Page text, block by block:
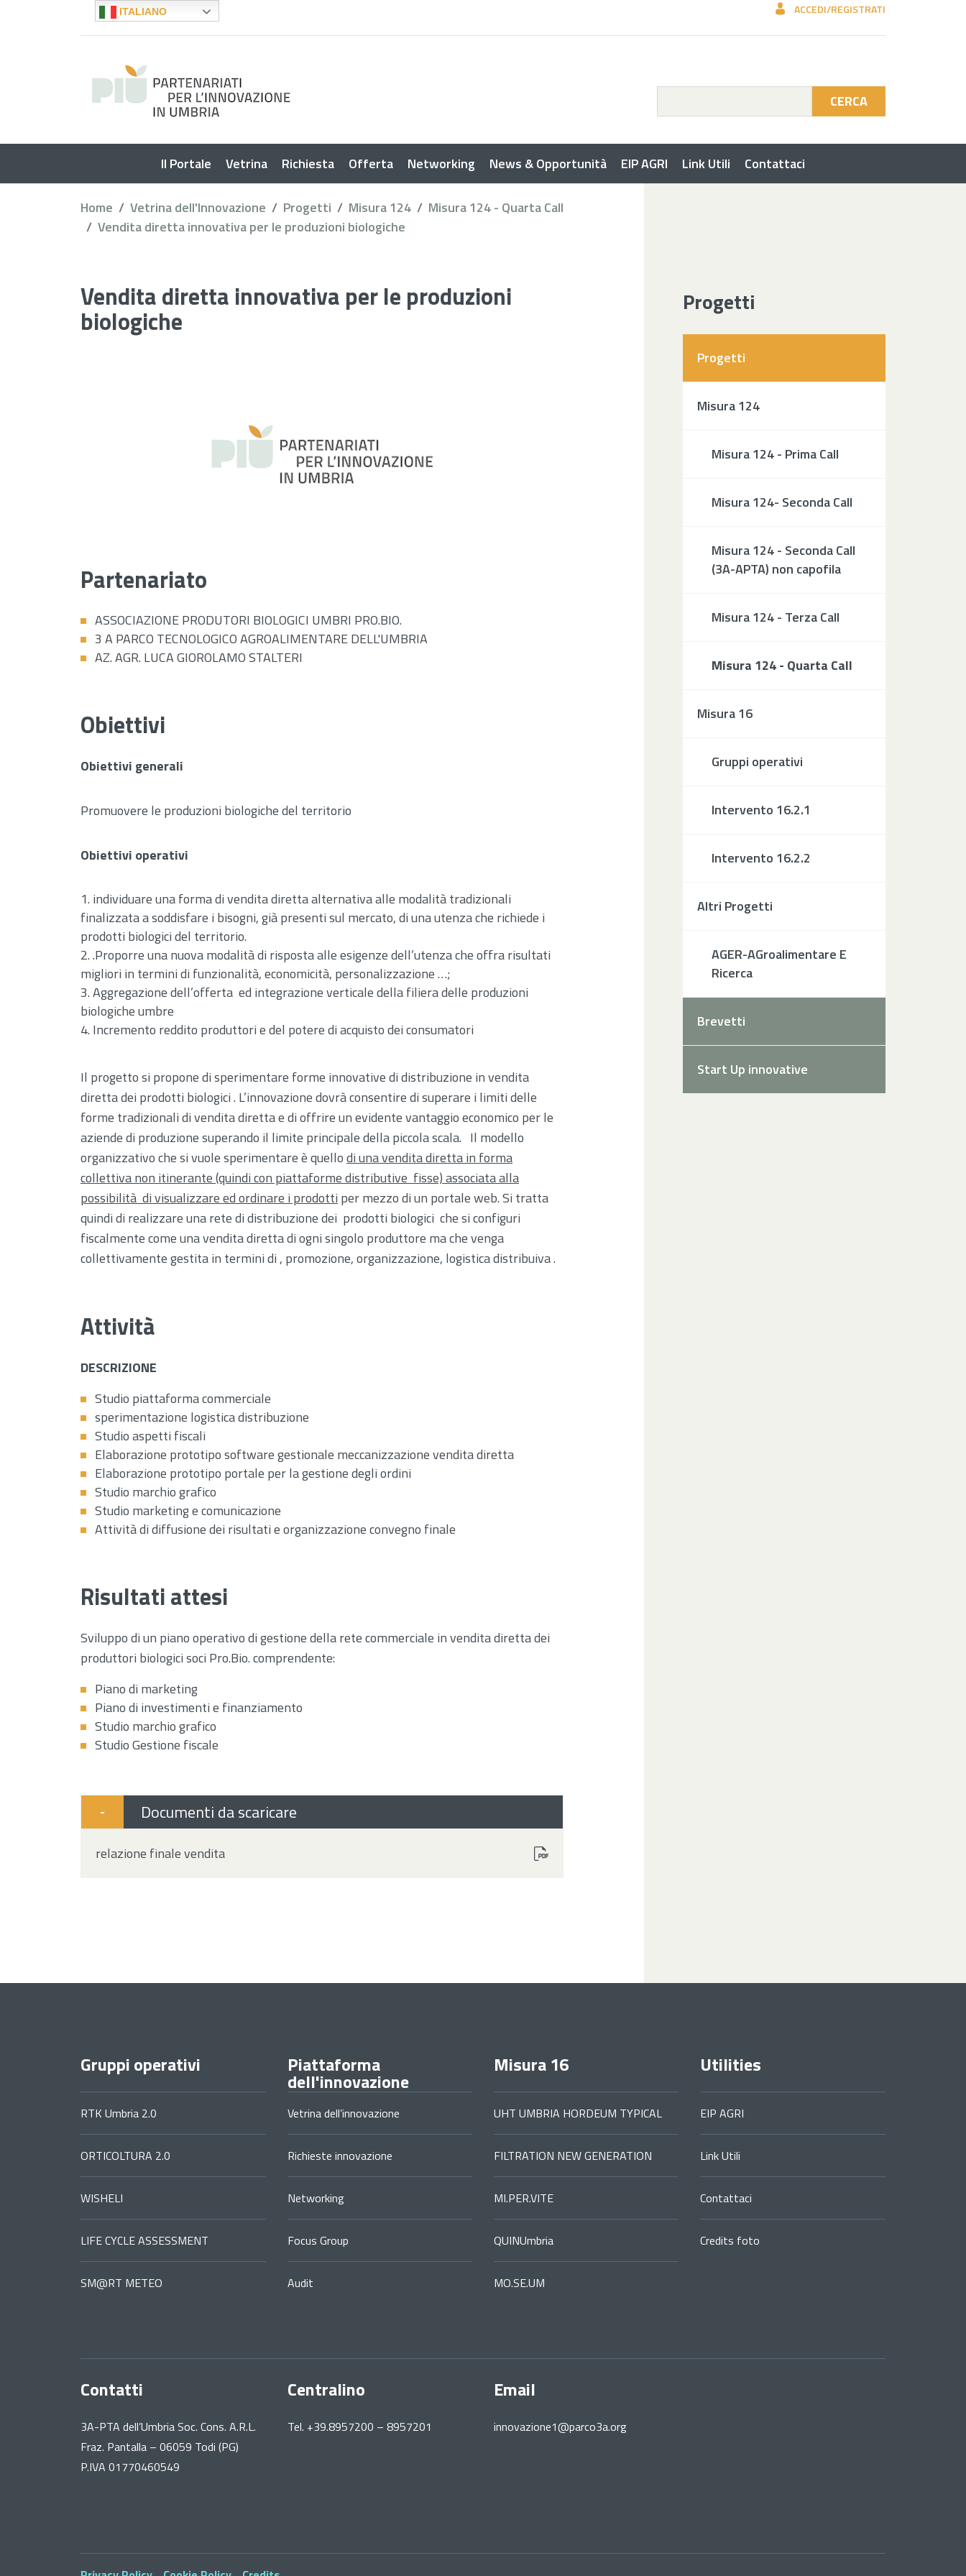
ITALIANO ACCEDI/REGISTRATI
CERCA
Il Portale Vetrina Richiesta Offerta Networking News & Opportunità EIP AGRI Link Utili Contattaci
Home Vetrina dell'Innovazione Progetti Misura 124
Misura 124 - Quarta Call
Vendita diretta innovativa per le produzioni biologiche
Vendita diretta innovativa per le produzioni
biologiche
Partenariato
ASSOCIAZIONE PRODUTORI BIOLOGICI UMBRI PRO.BIO.
3 A PARCO TECNOLOGICO AGROALIMENTARE DELL'UMBRIA
AZ. AGR. LUCA GIOROLAMO STALTERI
Obiettivi
Obiettivi generali
Promuovere le produzioni biologiche del territorio
Obiettivi operativi
individuare una forma di vendita diretta alternativa alle modalità tradizionali
finalizzata a soddisfare i bisogni, già presenti sul mercato, di una utenza che richiede i
prodotti biologici del territorio.
.Proporre una nuova modalità di risposta alle esigenze dell’utenza che offra risultati
migliori in termini di funzionalità, economicità, personalizzazione …;
Aggregazione dell’offerta ed integrazione verticale della filiera delle produzioni
biologiche umbre
Incremento reddito produttori e del potere di acquisto dei consumatori
Il progetto si propone di sperimentare forme innovative di distribuzione in vendita
diretta dei prodotti biologici . L’innovazione dovrà consentire di superare i limiti delle
forme tradizionali di vendita diretta e di offrire un evidente vantaggio economico per le
aziende di produzione superando il limite principale della piccola scala. Il modello
organizzativo che si vuole sperimentare è quellodi una vendita diretta in forma
collettiva non itinerante (quindi con piattaforme distributive fisse) associata alla
possibilità di visualizzare ed ordinare i prodotti per mezzo di un portale web. Si tratta
quindi di realizzare una rete di distribuzione dei prodotti biologici che si configuri
fiscalmente come una vendita diretta di ogni singolo produttore ma che venga
collettivamente gestita in termini di , promozione, organizzazione, logistica distribuiva .
Attività
DESCRIZIONE
Studio piattaforma commerciale
sperimentazione logistica distribuzione
Studio aspetti fiscali
Elaborazione prototipo software gestionale meccanizzazione vendita diretta
Elaborazione prototipo portale per la gestione degli ordini
Studio marchio grafico
Studio marketing e comunicazione
Attività di diffusione dei risultati e organizzazione convegno finale
Risultati attesi
Sviluppo di un piano operativo di gestione della rete commerciale in vendita diretta dei
produttori biologici soci Pro.Bio. comprendente:
Piano di marketing
Piano di investimenti e finanziamento
Studio marchio grafico
Studio Gestione fiscale
- Documenti da scaricare
relazione finale vendita
Progetti
Progetti
Misura 124
Misura 124 - Prima Call
Misura 124- Seconda Call
Misura 124 - Seconda Call
(3A-APTA) non capofila
Misura 124 - Terza Call
Misura 124 - Quarta Call
Misura 16
Gruppi operativi
Intervento 16.2.1
Intervento 16.2.2
Altri Progetti
AGER-AGroalimentare E
Ricerca
Brevetti
Start Up innovative
Gruppi operativi
RTK Umbria 2.0
ORTICOLTURA 2.0
WISHELI
LIFE CYCLE ASSESSMENT
SM@RT METEO
Piattaforma
dell'innovazione
Vetrina dell’innovazione
Richieste innovazione
Networking
Focus Group
Audit
Misura 16
UHT UMBRIA HORDEUM TYPICAL
FILTRATION NEW GENERATION
MI.PER.VITE
QUINUmbria
MO.SE.UM
Utilities
EIP AGRI
Link Utili
Contattaci
Credits foto
Contatti
3A-PTA dell’Umbria Soc. Cons. A.R.L.
Fraz. Pantalla – 06059 Todi (PG)
P.IVA 01770460549
Centralino
Tel. +39.8957200 – 8957201
Email
innovazione1@parco3a.org